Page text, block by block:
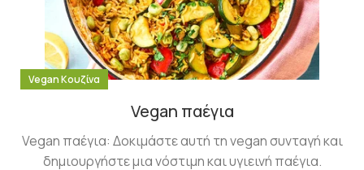
Vegan Κουζίνα
Vegan παέγια
Vegan παέγια: Δοκιμάστε αυτή τη vegan συνταγή και
δημιουργήστε μια νόστιμη και υγιεινή παέγια.